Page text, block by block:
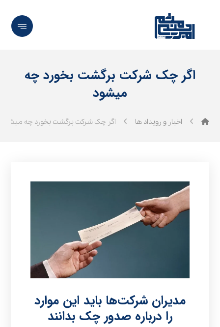
اگر چک شرکت برگشت بخورد چه
میشود
اخبار و رویداد ها اگر چک شرکت برگشت بخورد چه میشود
مدیران شرکت‌ها باید این موارد
را درباره صدور چک بدانند